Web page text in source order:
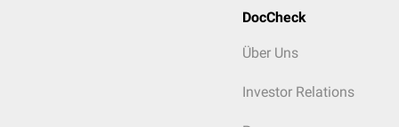
DocCheck
Über Uns
Investor Relations